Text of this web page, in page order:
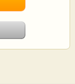
え、関節軟骨の保護
を改善することが報
ン
配合しました。
節軟骨